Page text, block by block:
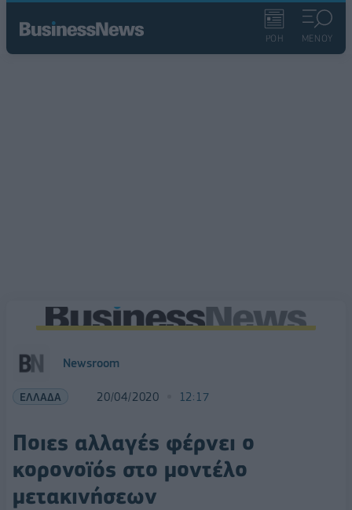
ΡΟΗ ΜΕΝΟΥ
Newsroom
ΕΛΛΑΔΑ 20/04/2020 12:17
Ποιες αλλαγές φέρνει ο
κορονοϊός στο μοντέλο
μετακινήσεων